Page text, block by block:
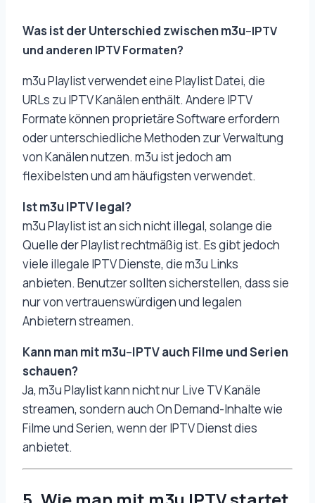
Was ist der Unterschied zwischen m3u–IPTV
und anderen IPTV Formaten?
m3u Playlist verwendet eine Playlist Datei, die
URLs zu IPTV Kanälen enthält. Andere IPTV
Formate können proprietäre Software erfordern
oder unterschiedliche Methoden zur Verwaltung
von Kanälen nutzen. m3u ist jedoch am
flexibelsten und am häufigsten verwendet.
Ist m3u IPTV legal?
m3u Playlist ist an sich nicht illegal, solange die
Quelle der Playlist rechtmäßig ist. Es gibt jedoch
viele illegale IPTV Dienste, die m3u Links
anbieten. Benutzer sollten sicherstellen, dass sie
nur von vertrauenswürdigen und legalen
Anbietern streamen.
Kann man mit m3u–IPTV auch Filme und Serien
schauen?
Ja, m3u Playlist kann nicht nur Live TV Kanäle
streamen, sondern auch On Demand-Inhalte wie
Filme und Serien, wenn der IPTV Dienst dies
anbietet.